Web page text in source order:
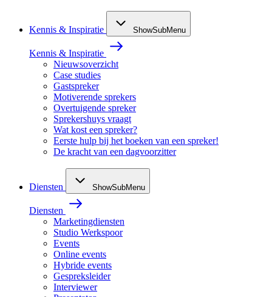
Kennis & Inspiratie ShowSubMenu
Kennis & Inspiratie
Nieuwsoverzicht
Case studies
Gastspreker
Motiverende sprekers
Overtuigende spreker
Sprekershuys vraagt
Wat kost een spreker?
Eerste hulp bij het boeken van een spreker!
De kracht van een dagvoorzitter
Diensten ShowSubMenu
Diensten
Marketingdiensten
Studio Werkspoor
Events
Online events
Hybride events
Gespreksleider
Interviewer